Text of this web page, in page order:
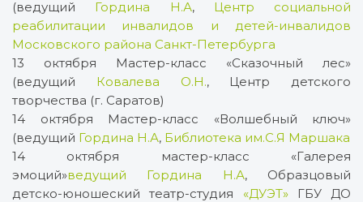
(ведущий Гордина Н.А, Центр социальной
реабилитации инвалидов и детей-инвалидов
Московского района Санкт-Петербурга
13 октября Мастер-класс «Сказочный лес»
(ведущий Ковалева О.Н., Центр детского
творчества (г. Саратов)
14 октября Мастер-класс «Волшебный ключ»
(ведущий Гордина Н.А, Библиотека им.С.Я Маршака
14 октября мастер-класс «Галерея
эмоций»ведущий Гордина Н.А, Образцовый
детско-юношеский театр-студия «ДУЭТ»ГБУ ДО